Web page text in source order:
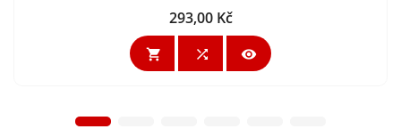
Cena
293,00 Kč
  